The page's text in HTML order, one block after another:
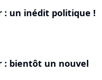
: un inédit politique !
: bientôt un nouvel